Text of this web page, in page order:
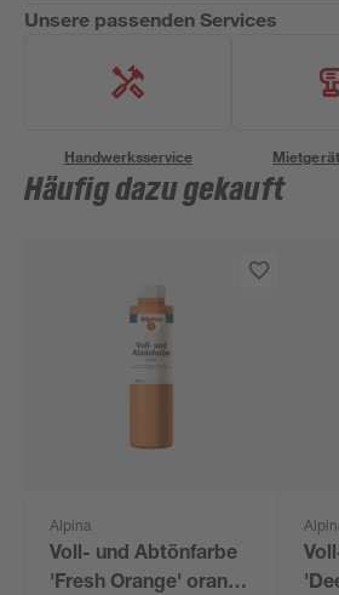
Unsere passenden Services
Handwerksservice
Häufig dazu gekauft
Alpina
Voll- und Abtönfarbe
'Fresh Orange' orange